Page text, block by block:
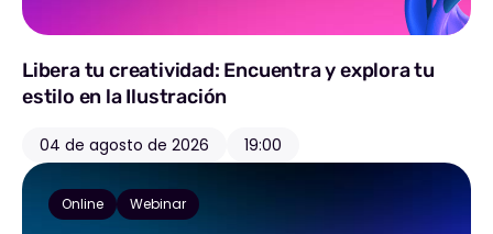
Libera tu creatividad: Encuentra y explora tu
estilo en la Ilustración
04 de agosto de 2026 19:00
Online Webinar